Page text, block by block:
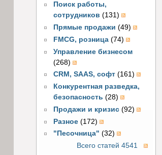
Поиск работы,
сотрудников (131)
Прямые продажи (49)
FMCG, розница (74)
Управление бизнесом
(268)
CRM, SAAS, софт (161)
Конкурентная разведка,
безопасность (28)
Продажи и кризис (92)
Разное (172)
"Песочница" (32)
Всего статей 4541